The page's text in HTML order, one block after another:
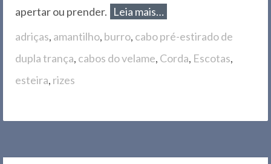
apertar ou prender. Leia mais…
adriças, amantilho, burro, cabo pré-estirado de
dupla trança, cabos do velame, Corda, Escotas,
esteira, rizes